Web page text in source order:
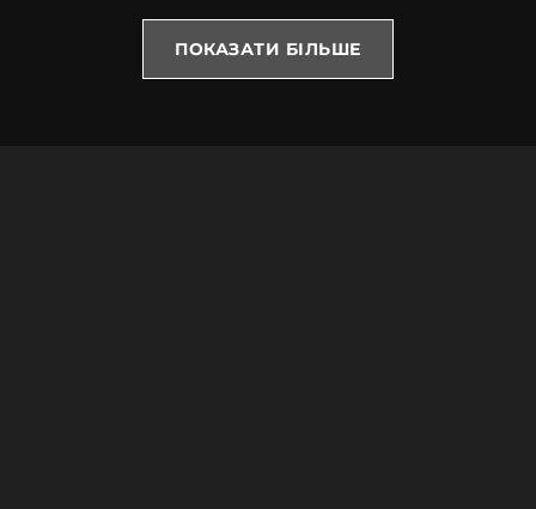
ПОКАЗАТИ БІЛЬШЕ